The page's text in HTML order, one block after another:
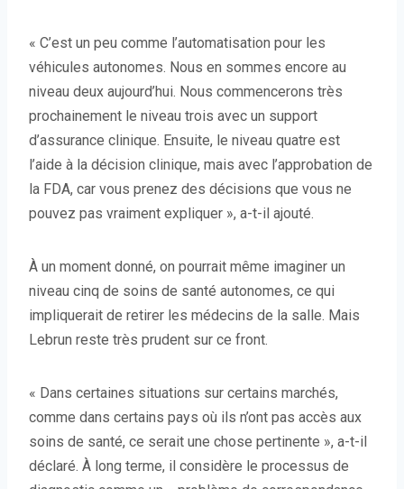
« C’est un peu comme l’automatisation pour les
véhicules autonomes. Nous en sommes encore au
niveau deux aujourd’hui. Nous commencerons très
prochainement le niveau trois avec un support
d’assurance clinique. Ensuite, le niveau quatre est
l’aide à la décision clinique, mais avec l’approbation de
la FDA, car vous prenez des décisions que vous ne
pouvez pas vraiment expliquer », a-t-il ajouté.
À un moment donné, on pourrait même imaginer un
niveau cinq de soins de santé autonomes, ce qui
impliquerait de retirer les médecins de la salle. Mais
Lebrun reste très prudent sur ce front.
« Dans certaines situations sur certains marchés,
comme dans certains pays où ils n’ont pas accès aux
soins de santé, ce serait une chose pertinente », a-t-il
déclaré. À long terme, il considère le processus de